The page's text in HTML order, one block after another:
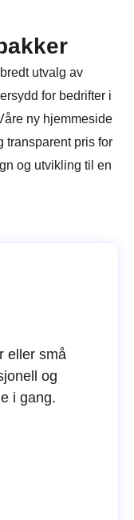
utvalg av
for bedrifter i
ny hjemmeside
transparent pris for
og utvikling til en
eller små
og
i gang.